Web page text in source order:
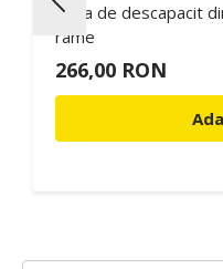
Tava de descapacit
rame
266,00 RON